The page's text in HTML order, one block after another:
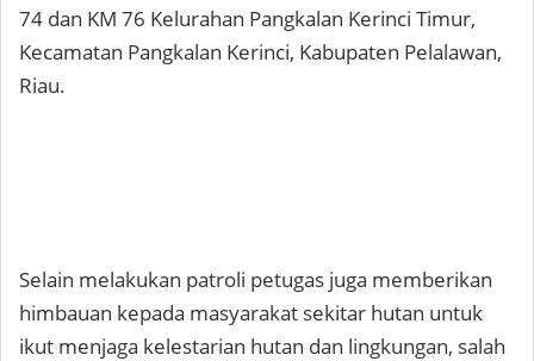
74 dan KM 76 Kelurahan Pangkalan Kerinci Timur,
Kecamatan Pangkalan Kerinci, Kabupaten Pelalawan,
Riau.
Selain melakukan patroli petugas juga memberikan
himbauan kepada masyarakat sekitar hutan untuk
ikut menjaga kelestarian hutan dan lingkungan, salah